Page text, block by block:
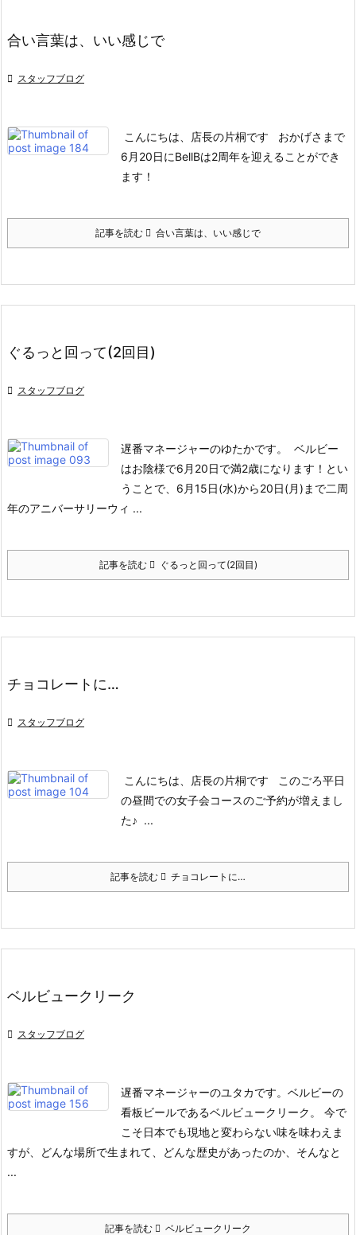
合い言葉は、いい感じで
 スタッフブログ
こんにちは、店長の片桐です
おかげさまで
6月20日にBellBは2周年を迎えることができ
ます！
記事を読む 合い言葉は、いい感じで
ぐるっと回って(2回目)
 スタッフブログ
遅番マネージャーのゆたかです。
ベルビー
はお陰様で6月20日で満2歳になります！ とい
うことで、6月15日(水)から20日(月)まで二周
年のアニバーサリーウィ ...
記事を読む ぐるっと回って(2回目)
チョコレートに…
 スタッフブログ
こんにちは、店長の片桐です
このごろ平日
の昼間での女子会コースのご予約が増えまし
た♪ ...
記事を読む チョコレートに…
ベルビュークリーク
 スタッフブログ
遅番マネージャーのユタカです。 ベルビーの
看板ビールであるベルビュークリーク。
今で
こそ日本でも現地と変わらない味を味わえま
すが、どんな場所で生まれて、どんな歴史があったのか、そんなと
...
記事を読む ベルビュークリーク